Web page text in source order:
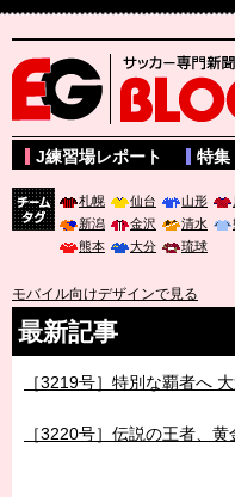
サッカー専門新聞ELGOLAZO
J練習場レポート 特集
札幌 仙台 山形
新潟
金沢 清水
熊本
大分 琉球
モバイル向けデザインで見る
最新記事
［3219号］特別な覇者へ
［3220号］伝説の王者、黄